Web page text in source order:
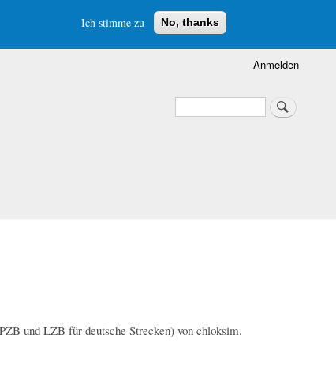
Ich stimme zu No, thanks
Anmelden
Suche
Suche
und LZB für deutsche Strecken) von chloksim.